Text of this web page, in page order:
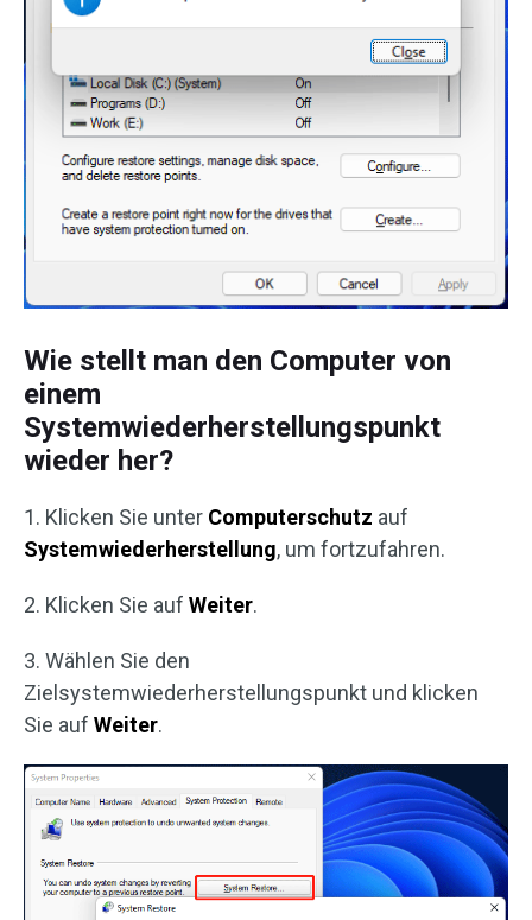
Wie stellt man den Computer von
einem
Systemwiederherstellungspunkt
wieder her?
1. Klicken Sie unter Computerschutz auf
Systemwiederherstellung, um fortzufahren.
2. Klicken Sie auf Weiter.
3. Wählen Sie den
Zielsystemwiederherstellungspunkt und klicken
Sie auf Weiter.